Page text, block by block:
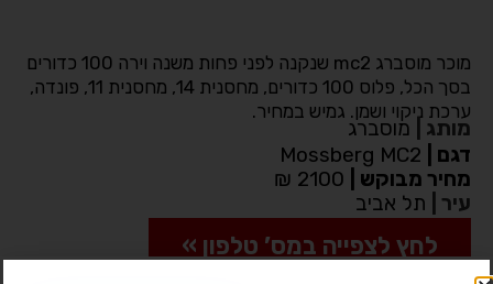
מוכר מוסברג mc2 שנקנה לפני פחות משנה וירה 100 כדורים
בסך הכל, פלוס 100 כדורים, מחסנית 14, מחסנית 11, פונדה,
ערכת ניקוי ושמן. גמיש במחיר.
מותג
מוסברג
דגם
מחיר מבוקש
עיר
תל אביב
לחץ לצפייה במס’ טלפון »